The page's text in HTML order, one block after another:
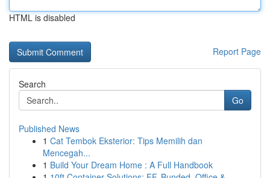
HTML is disabled
Report Page
Search
Go
Published News
1 Cat Tembok Eksterior: Tips Memilih dan
Mencegah...
1 Build Your Dream Home : A Full Handbook